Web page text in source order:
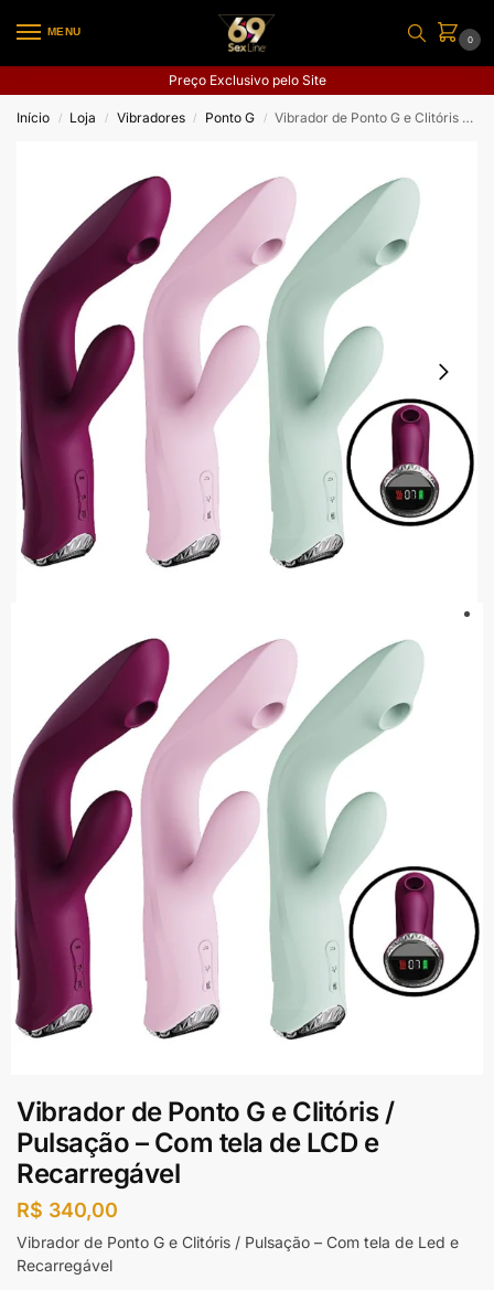
MENU
0
Preço Exclusivo pelo Site
Início / Loja / Vibradores / Ponto G / Vibrador de Ponto G e Clitóris / Pulsação – Com tela de LCD e Recarregável
Vibrador de Ponto G e Clitóris /
Pulsação – Com tela de LCD e
Recarregável
R$ 340,00
Vibrador de Ponto G e Clitóris / Pulsação – Com tela de Led e
Recarregável